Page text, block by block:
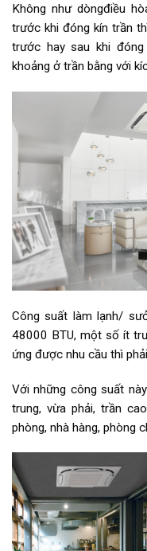
Không như dòngđiều
trước khi đóng kín trần
trước hay sau khi
khoảng ở trần bằng với
Công suất làm lạnh/
48000 BTU, một số ít
ứng được nhu cầu thì
Với những công suất
trung, vừa phải, trần
phòng, nhà hàng, phòng